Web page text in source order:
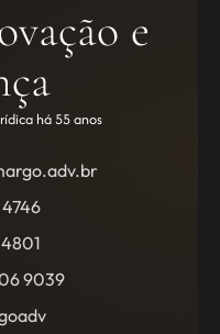
e
há 55 anos
9039